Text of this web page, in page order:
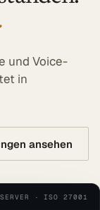
und Voice-
in
ansehen
· ISO 27001